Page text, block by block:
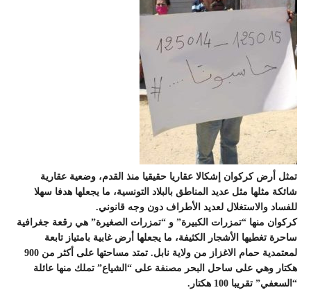
تمثل أرض كركوان إشكالا عقاريا حقيقيا منذ القدم، وضعية عقارية
شائكة مثلها مثل عديد المناطق بالبلاد التونسية، ما يجعلها هدفا سهلا
للفساد والاستغلال لعديد الأطراف دون وجه قانوني.
كركوان منها “تمزرات الكبيرة” و “تمزرات الصغيرة” هي رقعة جغرافية
ساحرة تغطيها الأشجار الكثيفة، ما يجعلها أرض غابية بامتياز تابعة
لمعتمدية حمام الاغزاز من ولاية نابل. تمتد مساحتها على أكثر من 900
هكتار وهي على ساحل البحر مصنفة على “الشياع” تملك منها عائلة
“السعفي” تقريبا 100 هكتار.